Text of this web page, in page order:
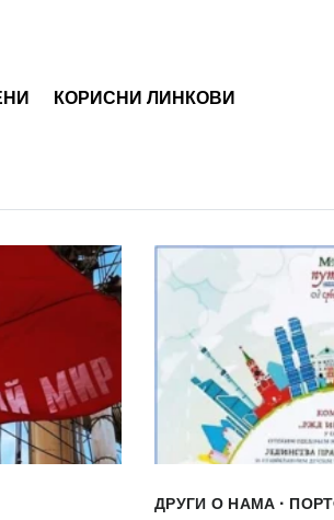
КОРИСНИ ЛИНКОВИ
ДРУГИ О НАМА ·